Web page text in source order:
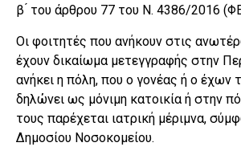
β ́ του άρθρου 77 του Ν. 4386/2016
Οι φοιτητές που ανήκουν στις
έχουν δικαίωμα μετεγγραφής στην
ανήκει η πόλη, που ο γονέας ή ο έχων
δηλώνει ως μόνιμη κατοικία ή στην
τους παρέχεται ιατρική μέριμνα,
Δημοσίου Νοσοκομείου.